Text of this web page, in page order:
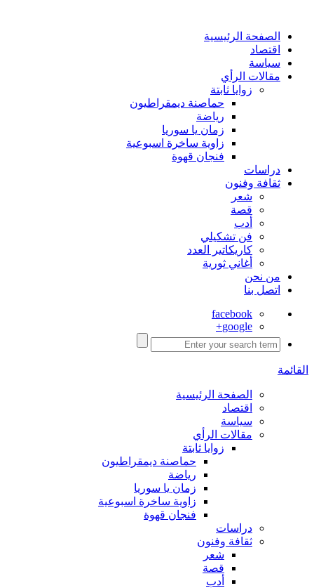
الصفحة الرئيسية
اقتصاد
سياسة
مقالات الرأي
زوايا ثابتة
حماصنة ديمقراطيون
رياضة
زمان يا سوريا
زاوية ساخرة اسبوعية
فنجان قهوة
دراسات
ثقافة وفنون
شعر
قصة
أدب
فن تشكيلي
كاريكاتير العدد
أغاني ثورية
من نحن
اتصل بنا
facebook
google+
القائمة
الصفحة الرئيسية
اقتصاد
سياسة
مقالات الرأي
زوايا ثابتة
حماصنة ديمقراطيون
رياضة
زمان يا سوريا
زاوية ساخرة اسبوعية
فنجان قهوة
دراسات
ثقافة وفنون
شعر
قصة
أدب